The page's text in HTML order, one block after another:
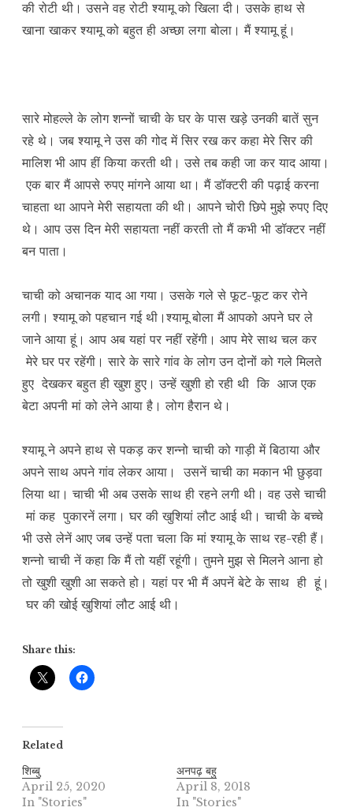
की रोटी थी। उसने वह रोटी श्यामू को खिला दी। उसके हाथ से
खाना खाकर श्यामू को बहुत ही अच्छा लगा बोला। मैं श्यामू हूं।
सारे मोहल्ले के लोग शन्नों चाची के घर के पास खड़े उनकी बातें सुन
रहे थे। जब श्यामू ने उस की गोद में सिर रख कर कहा मेरे सिर की
मालिश भी आप हीं किया करती थी। उसे तब कही जा कर याद आया।
एक बार मैं आपसे रुपए मांगने आया था। मैं डॉक्टरी की पढ़ाई करना
चाहता था आपने मेरी सहायता की थी। आपने चोरी छिपे मुझे रुपए दिए
थे। आप उस दिन मेरी सहायता नहीं करती तो मैं कभी भी डॉक्टर नहीं
बन पाता।
चाची को अचानक याद आ गया। उसके गले से फूट-फूट कर रोने
लगी। श्यामू को पहचान गई थी।श्यामू बोला मैं आपको अपने घर ले
जाने आया हूं। आप अब यहां पर नहीं रहेंगी। आप मेरे साथ चल कर
मेरे घर पर रहेंगी। सारे के सारे गांव के लोग उन दोनों को गले मिलते
हुए देखकर बहुत ही खुश हुए। उन्हें खुशी हो रही थी कि आज एक
बेटा अपनी मां को लेने आया है। लोग हैरान थे।
श्यामू ने अपने हाथ से पकड़ कर शन्नो चाची को गाड़ी में बिठाया और
अपने साथ अपने गांव लेकर आया। उसनें चाची का मकान भी छुड़वा
लिया था। चाची भी अब उसके साथ ही रहने लगी थी। वह उसे चाची
मां कह पुकारनें लगा। घर की खुशियां लौट आई थी। चाची के बच्चे
भी उसे लेनें आए जब उन्हें पता चला कि मां श्यामू के साथ रह-रही हैं।
शन्नो चाची नें कहा कि मैं तो यहीं रहूंगी। तुमने मुझ से मिलने आना हो
तो खुशी खुशी आ सकते हो। यहां पर भी मैं अपनें बेटे के साथ ही हूं।
घर की खोई खुशियां लौट आई थी।
Share this:
Related
शिब्बु
April 25, 2020
In "Stories"
अनपढ़ बहु
April 8, 2018
In "Stories"